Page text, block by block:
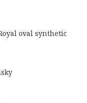
oval synthetic